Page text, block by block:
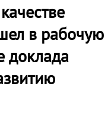
в рабочую
доклада